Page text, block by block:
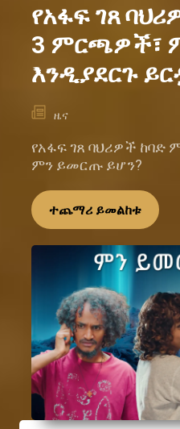
የአፋፍ ገጸ
3 ምርጫዎች፣
እንዲያደርጉ
ዜና
የአፋፍ ገጸ ባህሪዎች
ምን ይመርጡ ይሆን?
ተጨማሪ ይመልከቱ